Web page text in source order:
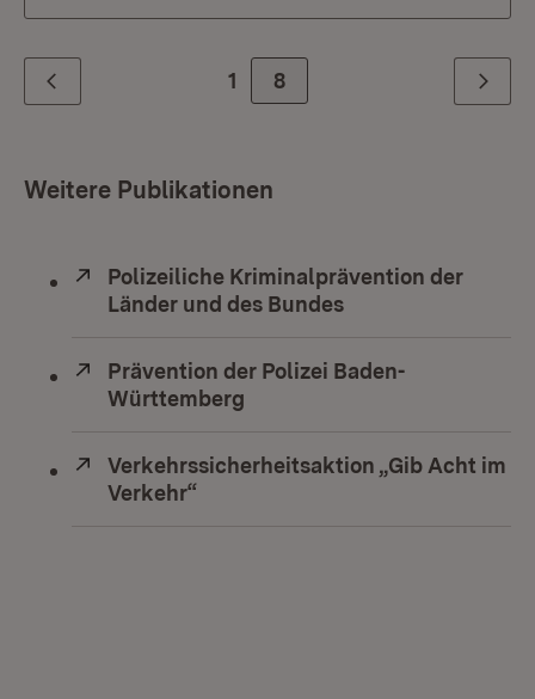
Zurück 1 Zur Seite
8 Weiter
Weitere Publikationen
Extern:
Polizeiliche Kriminalprävention der
Länder und des Bundes
Extern:
Prävention der Polizei Baden-
Württemberg
Extern:
Verkehrssicherheitsaktion „Gib Acht im
Verkehr“